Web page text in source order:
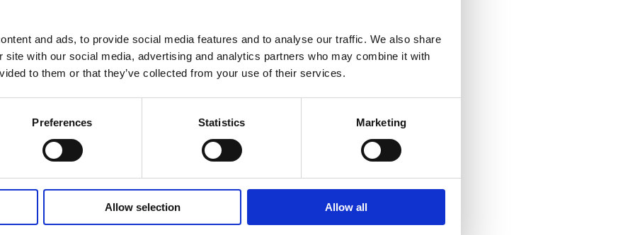
and ads, to provide social media features and to analyse our traffic. We also share
site with our social media, advertising and analytics partners who may combine it with
to them or that they’ve collected from your use of their services.
Preferences Statistics Marketing
Allow selection Allow all
eivät ole tarjous myydä arvopapereita yleisölle
Arvopapereita koskevaa esitettä ei ole rekisteröity eikä
Tässä esitetyt tiedot on suunnattu ainoastaan (i)
ja markkinalain (Financial Services and Markets
määräyksen (Order 2005) ("Määräys") 19 (5) artiklan (Financial
sijoitusalan ammattilaisille tai (iii) Määräyksen 49 (2)
yhteisöille, joilla on korkea varallisuusasema (high net
muille henkilöille, joille asiakirja voidaan laillisesti
tällaiset henkilöt jäljempänä "asiaankuuluvat tahot"). Kaikki
liittyvä sijoitustoiminta on tarkoitettu ainoastaan
saataville. Kenenkään, joka ei ole asiaankuuluva taho, ei
asiakirjan perusteella tai luottaa sen sisältöön.